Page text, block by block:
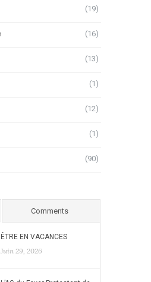
(19)
(16)
(13)
(1)
(12)
(1)
(90)
Comments
ÊTRE EN VACANCES
Juin 29, 2026